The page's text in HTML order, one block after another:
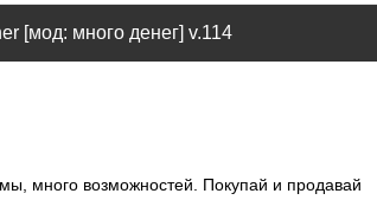
[мод: много денег] v.114
много возможностей. Покупай и продавай